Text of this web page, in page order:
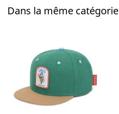
Dans la même catégorie